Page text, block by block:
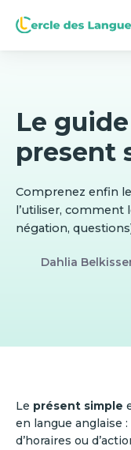
Le
present
Comprenez enfin
l’utiliser, comment
négation,
Dahlia
Le présent simple
en langue anglaise :
d’horaires ou